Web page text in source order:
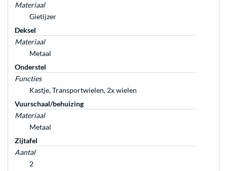
Materiaal
Gietijzer
Deksel
Materiaal
Metaal
Onderstel
Functies
Kastje, Transportwielen, 2x wielen
Vuurschaal/behuizing
Materiaal
Metaal
Zijtafel
Aantal
2